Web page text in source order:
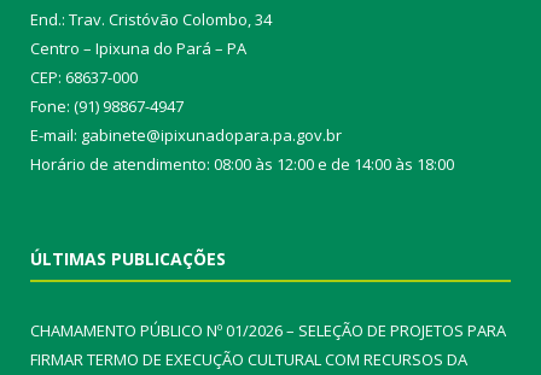
End.: Trav. Cristóvão Colombo, 34
Centro – Ipixuna do Pará – PA
CEP: 68637-000
Fone: (91) 98867-4947
E-mail: gabinete@ipixunadopara.pa.gov.br
Horário de atendimento: 08:00 às 12:00 e de 14:00 às 18:00
ÚLTIMAS PUBLICAÇÕES
CHAMAMENTO PÚBLICO Nº 01/2026 – SELEÇÃO DE PROJETOS PARA
FIRMAR TERMO DE EXECUÇÃO CULTURAL COM RECURSOS DA